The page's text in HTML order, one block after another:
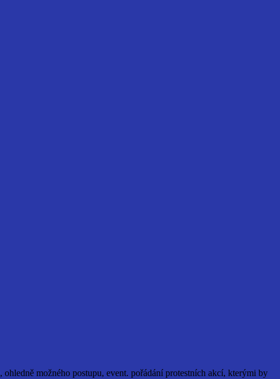
možného postupu, event. pořádání protestních akcí, kterými by